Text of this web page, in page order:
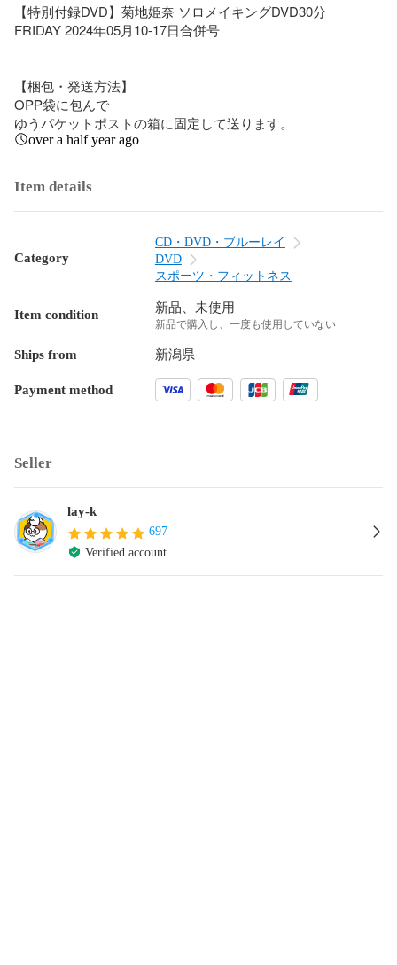
【特別付録DVD】菊地姫奈 ソロメイキングDVD30分
FRIDAY 2024年05月10-17日合併号
【梱包・発送方法】
OPP袋に包んで
ゆうパケットポストの箱に固定して送ります。
over a half year ago
Item details
Category
CD・DVD・ブルーレイ
DVD
スポーツ・フィットネス
Item condition 新品、未使用
新品で購入し、一度も使用していない
Ships from 新潟県
Payment method
Seller
lay-k
697
Verified account